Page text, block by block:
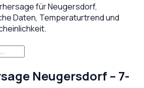
fürNeugersdorf,
Daten, Temperaturtrend und
Neugersdorf – 7-